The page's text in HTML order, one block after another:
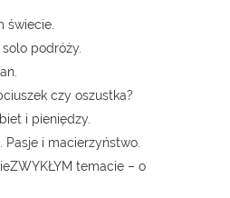
świecie.
podróży.
czy oszustka?
i pieniędzy.
Pasje i macierzyństwo.
temacie – o